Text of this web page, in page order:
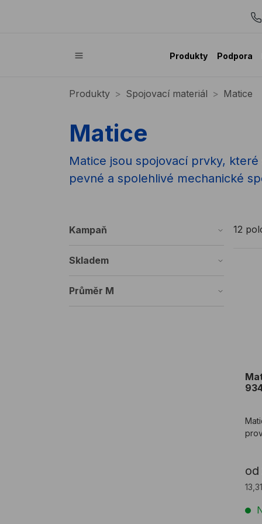
Produkty Podpora
Produkty Spojovací materiál Matice
Matice
Matice jsou spojovací prvky,
pevné a spolehlivé mechanické
Kampaň
Skladem
Průměr M
12
od